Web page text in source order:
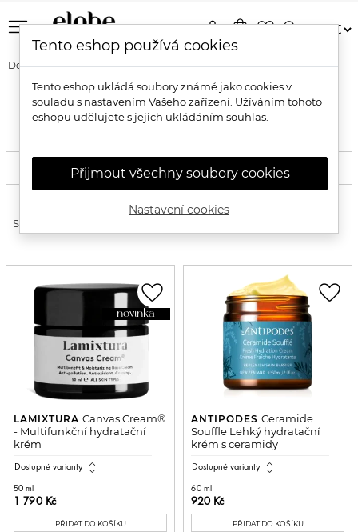
menu shopping_bagfavorite_bordersearch
person
Domů Pleť Péče o pleť Denní krémy
Přírodní pleťové denní krémy
FILTROVAT
Seřadit produkty
LAMIXTURA Canvas Cream®
- Multifunkční hydratační
krém
Dostupné varianty expand_all
50 ml
1 790 Kč
PŘIDAT DO KOŠÍKU
novinka
favorite_border
ANTIPODES Ceramide
Souffle Lehký hydratační
krém s ceramidy
Dostupné varianty expand_all
60 ml
920 Kč
PŘIDAT DO KOŠÍKU
favorite_border
Tento eshop používá cookies
Tento eshop ukládá soubory známé jako cookies v
souladu s nastavením Vašeho zařízení. Užíváním tohoto
eshopu udělujete s jejich ukládáním souhlas.
Přijmout všechny soubory cookies
Nastavení cookies